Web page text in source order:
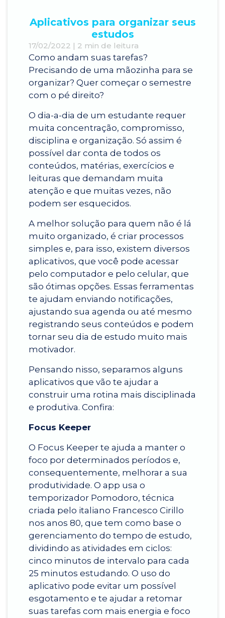
FAÇA SUA INSCRIÇÃO
RESULTADO VESTIBULAR
INSCRIÇÕES PORTADOR DE DIPLOMA
PROUNI
CIÊNCIAS CONTÁBEIS
DESIGN DE MODA
DESIGN GRÁFICO
DIREITO
ENGENHARIA CIVIL
ENGENHARIA DA COMPUTAÇÃO
ENGENHARIA DE PRODUÇÃO
ENGENHARIA MECÂNICA
JORNALISMO
PUBLICIDADE E PROPAGANDA
RELAÇÕES INTERNACIONAIS
SISTEMAS DE INFORMAÇÃO
MBA EM GESTÃO DE PROJETOS EMPRESARIAIS
MBA EM GESTÃO ESTRATÉGICA DE PESSOAS
MBA EM LIDERANÇA & PERFORMANCE COM IA
MBA EM LIDERANÇA EM EQUIPES E INOVAÇÃO
MBA EXECUTIVO EM FINANÇAS
Aplicativos para organizar seus
estudos
17/02/2022 | 2 min de leitura
Como andam suas tarefas?
Precisando de uma mãozinha para se
organizar? Quer começar o semestre
com o pé direito?
O dia-a-dia de um estudante requer
muita concentração, compromisso,
disciplina e organização. Só assim é
possível dar conta de todos os
conteúdos, matérias, exercícios e
leituras que demandam muita
atenção e que muitas vezes, não
podem ser esquecidos.
A melhor solução para quem não é lá
muito organizado, é criar processos
simples e, para isso, existem diversos
aplicativos, que você pode acessar
pelo computador e pelo celular, que
são ótimas opções. Essas ferramentas
te ajudam enviando notificações,
ajustando sua agenda ou até mesmo
registrando seus conteúdos e podem
tornar seu dia de estudo muito mais
motivador.
Pensando nisso, separamos alguns
aplicativos que vão te ajudar a
construir uma rotina mais disciplinada
e produtiva. Confira:
Focus Keeper
O Focus Keeper te ajuda a manter o
foco por determinados períodos e,
consequentemente, melhorar a sua
produtividade. O app usa o
temporizador Pomodoro, técnica
criada pelo italiano Francesco Cirillo
nos anos 80, que tem como base o
gerenciamento do tempo de estudo,
dividindo as atividades em ciclos:
cinco minutos de intervalo para cada
25 minutos estudando. O uso do
aplicativo pode evitar um possível
esgotamento e te ajudar a retomar
suas tarefas com mais energia e foco